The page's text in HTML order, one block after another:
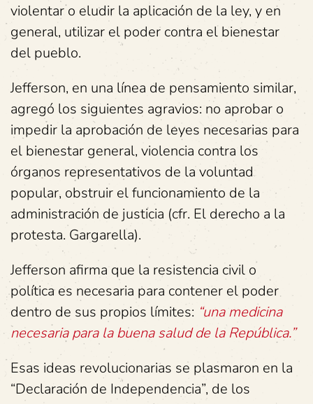
violentar o eludir la aplicación de la ley, y en
general, utilizar el poder contra el bienestar
del pueblo.
Jefferson, en una línea de pensamiento similar,
agregó los siguientes agravios: no aprobar o
impedir la aprobación de leyes necesarias para
el bienestar general, violencia contra los
órganos representativos de la voluntad
popular, obstruir el funcionamiento de la
administración de justicia (cfr. El derecho a la
protesta. Gargarella).
Jefferson afirma que la resistencia civil o
política es necesaria para contener el poder
dentro de sus propios límites: “una medicina
necesaria para la buena salud de la República.”
Esas ideas revolucionarias se plasmaron en la
“Declaración de Independencia”, de los